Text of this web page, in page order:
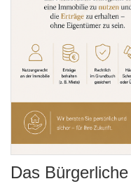
Das